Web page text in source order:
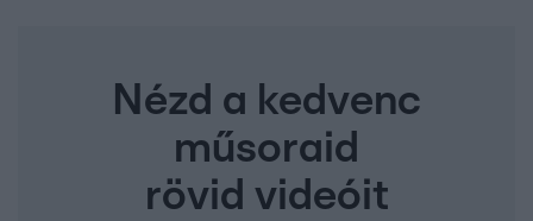
Nézd a kedvenc
műsoraid
rövid videóit